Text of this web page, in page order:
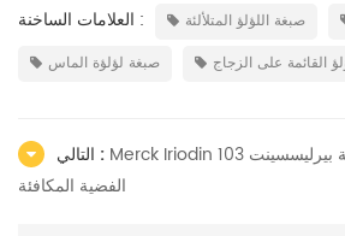
العلامات الساخنة : صبغة اللؤلؤ المتلألئة
صبغة لؤلؤة الماس
القائمة على الزجاج
التالي : Merck Iriodin 103 الشركة المصنعة لصبغة بيرليسسينت
الفضية المكافئة